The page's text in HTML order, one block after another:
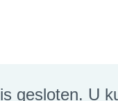
gesloten. U